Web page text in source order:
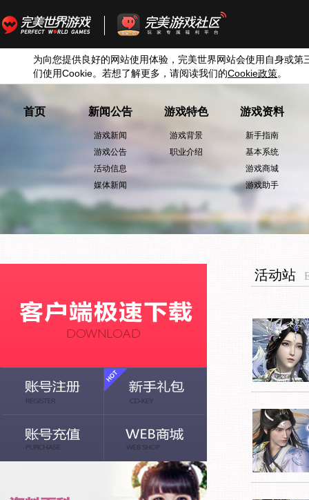
为向您提供良好的网站使用体验，完美世界网站会使用自身或第
们使用Cookie。若想了解更多，请阅读我们的Cookie政策。
首页 新闻公告
游戏新闻
游戏公告
活动信息
媒体新闻
游戏特色
游戏背景
职业介绍
游戏资料
新手指南
基本系统
游戏商城
游戏助手
活动站